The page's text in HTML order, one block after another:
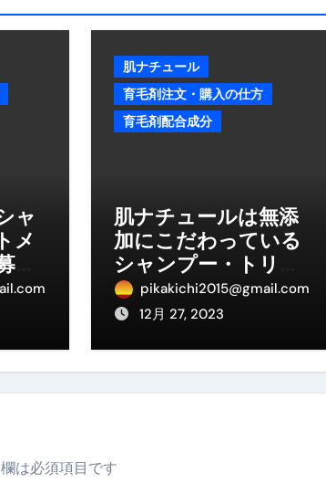
割完全攻略ガイド｜海外・国内旅行を最安値
、最大の感染対策になる ―
）とは何か──「飲む」という行為を再定義
だのイベント」を一生の思い出に変える完全
・撥水・作業用（ニトリル/ビニール）まで
防水・充電方式まで失敗しない選び方
別比較・価格の考え方・失敗しないチェック
ニッパー・電動まで、硬い爪／巻き爪／飛び
ーション・カット済みの選び方と、年末年始
代スイーツ文化のすべて ―
変える地震対策ステッカー
ャ
メ
集
肌ナチュール
育毛剤注文・購入の仕方
育毛剤配合成分
肌ナチュールは無添
加にこだわっている
シャンプー・トリー
トメントなのか？
pikakichi2015@gmail.com
12月 27, 2023
は必須項目です